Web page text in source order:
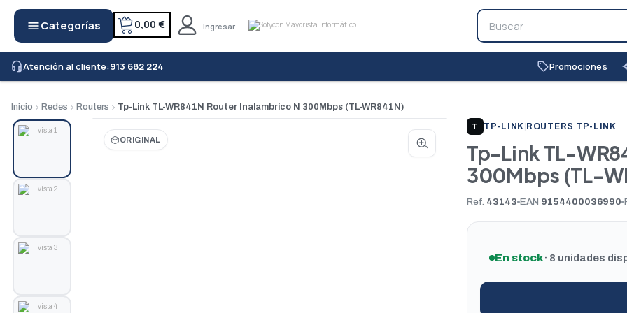
menuCategorías 0,00 € Ingresar
headset_micAtención al cliente:913 682 224 local_offerPromociones
Inicio Redes Routers Tp-Link TL-WR841N Router Inalambrico N 300Mbps (TL-WR841N)
ORIGINAL
T TP-LINK ROUTERS TP-LINK
Tp-Link TL-
300Mbps (TL-
Ref. 43143 EAN 9154400036990
En stock· 8 unidades